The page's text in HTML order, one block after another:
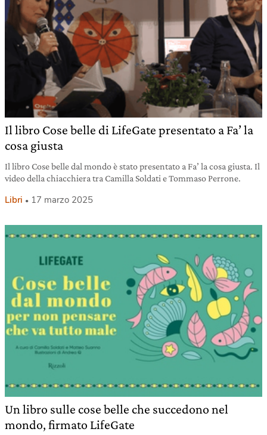
Il libro Cose belle di LifeGate presentato a Fa’ la
cosa giusta
Il libro Cose belle dal mondo è stato presentato a Fa’ la cosa giusta. Il
video della chiacchiera tra Camilla Soldati e Tommaso Perrone.
Libri 17 marzo 2025
Un libro sulle cose belle che succedono nel
mondo, firmato LifeGate